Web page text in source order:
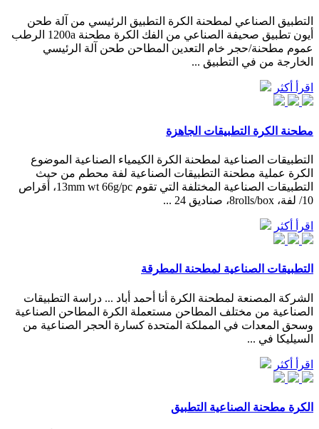
التطبيق الصناعي لمطحنة الكرة التطبيق الرئيسي من آلة طحن
أيون تطبيق صحيفة الصناعي من الفك الكرة مطحنة 1200a الرطب
عموم مطحنة/حجر خام التعدين المطاحن طحن آلة الرئيسي
الخارجة من في التطبيق ...
اقرأ أكثر
مطحنة الكرة التطبيقات الجاهزة
التطبيقات الصناعية لمطحنة الكرة الكيمياء الصناعية الموضوع
الكرة عملية مطحنة التطبيقات الصناعية لفة محطم من حيث
التطبيقات الصناعية المختلفة التي تقوم 13mm wt 66g/pc، أقراص
10/ لفة، 8rolls/box، صناديق 24 ...
اقرأ أكثر
التطبيقات الصناعية لمطحنة المطرقة
الشركة المصنعة لمطحنة الكرة أنا أحمد أباد ... دراسة التطبيقات
الصناعية من مختلف المطاحن مستعملة الكرة المطاحن الصناعية
وسحق المعدات في المملكة المتحدة كسارة الحجر الصناعية من
السيليكا في ...
اقرأ أكثر
الكرة مطحنة الصناعية التطبيق